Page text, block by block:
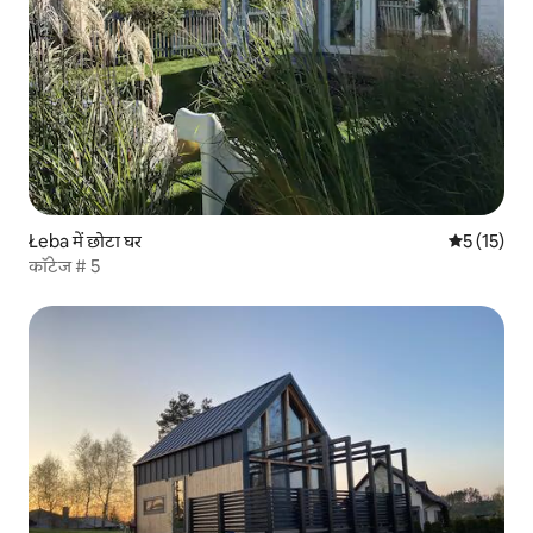
Łeba में छोटा घर औसत रेटिंग
5 (15)
कॉटेज # 5